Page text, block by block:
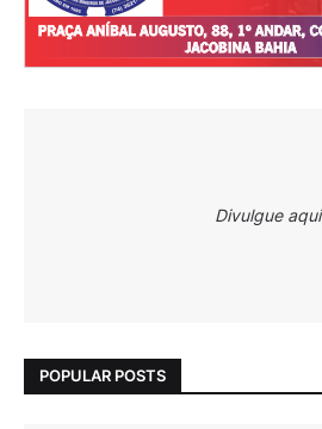
Divulgue aqui
POPULAR POSTS